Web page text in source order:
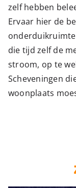
zelf hebben
Ervaar hier de
die tijd zelf de
stroom, op te
Scheveningen
woonplaats